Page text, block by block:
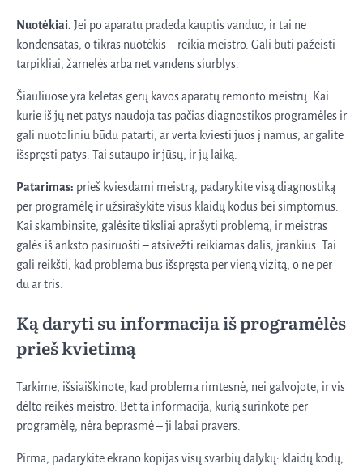
Nuotėkiai. Jei po aparatu pradeda kauptis vanduo, ir tai ne
kondensatas, o tikras nuotėkis – reikia meistro. Gali būti pažeisti
tarpikliai, žarnelės arba net vandens siurblys.
Šiauliuose yra keletas gerų kavos aparatų remonto meistrų. Kai
kurie iš jų net patys naudoja tas pačias diagnostikos programėles ir
gali nuotoliniu būdu patarti, ar verta kviesti juos į namus, ar galite
išspręsti patys. Tai sutaupo ir jūsų, ir jų laiką.
Patarimas: prieš kviesdami meistrą, padarykite visą diagnostiką
per programėlę ir užsirašykite visus klaidų kodus bei simptomus.
Kai skambinsite, galėsite tiksliai aprašyti problemą, ir meistras
galės iš anksto pasiruošti – atsivežti reikiamas dalis, įrankius. Tai
gali reikšti, kad problema bus išspręsta per vieną vizitą, o ne per
du ar tris.
Ką daryti su informacija iš programėlės
prieš kvietimą
Tarkime, išsiaiškinote, kad problema rimtesnė, nei galvojote, ir vis
dėlto reikės meistro. Bet ta informacija, kurią surinkote per
programėlę, nėra beprasmė – ji labai pravers.
Pirma, padarykite ekrano kopijas visų svarbių dalykų: klaidų kodų,